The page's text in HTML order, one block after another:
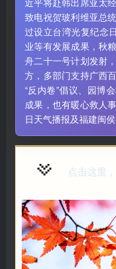
致电祝贺玻利维亚总
过设立台湾光复纪念
业等有发展成果，秋
舟二十一号计划发射
方，多部门支持广西
“反内卷”倡议、园博
成果，也有暖心救人
日天气播报及福建闽侯
点击这里